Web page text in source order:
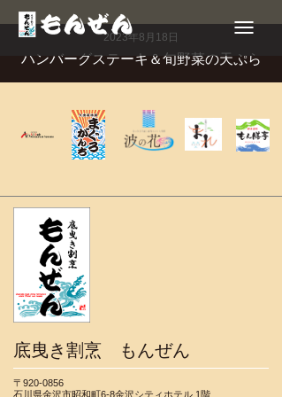
Toggle
navigation
2023年8月18日
ハンバーグステーキ＆旬野菜の天ぷら
底曳き割烹 もんぜん
〒920-0856
石川県金沢市昭和町6-8金沢シティホテル 1階